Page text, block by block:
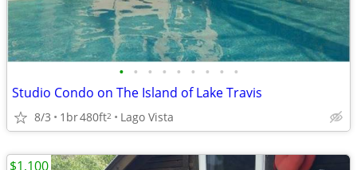
• • • • • • • • •
Studio Condo on The Island of Lake Travis
8/3 1br480ft2 Lago Vista
$1,100